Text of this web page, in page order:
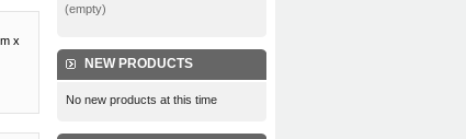
x
(empty)
NEW PRODUCTS
No new products at this time